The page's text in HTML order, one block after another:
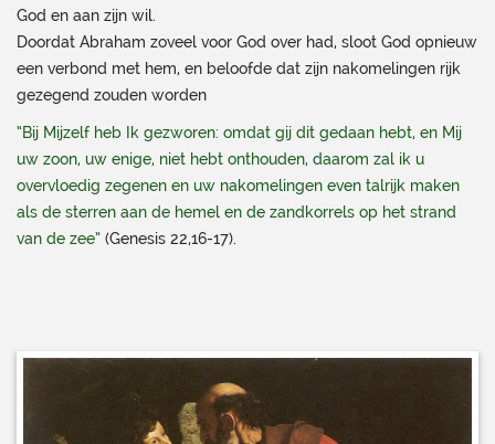
God en aan zijn wil.
Doordat Abraham zoveel voor God over had, sloot God opnieuw
een verbond met hem, en beloofde dat zijn nakomelingen rijk
gezegend zouden worden
“Bij Mijzelf heb Ik gezworen: omdat gij dit gedaan hebt, en Mij
uw zoon, uw enige, niet hebt onthouden, daarom zal ik u
overvloedig zegenen en uw nakomelingen even talrijk maken
als de sterren aan de hemel en de zandkorrels op het strand
van de zee” (Genesis 22,16-17).